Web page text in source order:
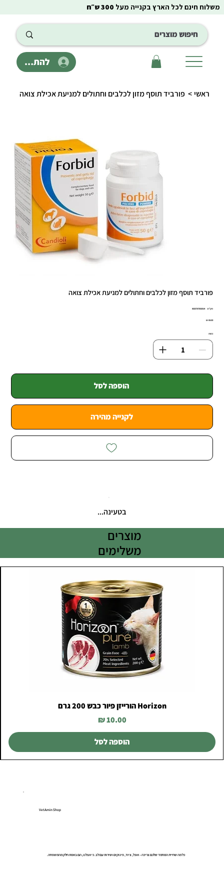
להתחבר
משלוח חינם לכל הארץ בקנייה מעל 300 ש״ח
ראשי > פורביד תוסף מזון לכלבים וחתולים למניעת אכילת צואה
פורביד תוסף מזון לכלבים וחתולים למניעת אכילת צואה
מק"ט:
מק"ט
8025767002014
מחיר‏69.00 ‏₪
כמות
הוספה לסל
לקנייה מהירה
בטעינה...
מוצרים
משלימים
Horizon הורייזן פיור כבש 200 גרם
מחיר
הוספה לסל
VetAmin Shop
כל מה שחיית המחמד שלכם צריכה – אוכל, ציוד, פינוקים ושירות עם לב. כי אצלנו, הם באמת חלק מהמשפחה.